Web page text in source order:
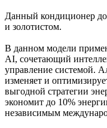
Данный кондиционер
и золотистом.
В данном модели
AI, сочетающий
управление системой.
изменяет и
выгодной стратегии
экономит до 10%
независимым